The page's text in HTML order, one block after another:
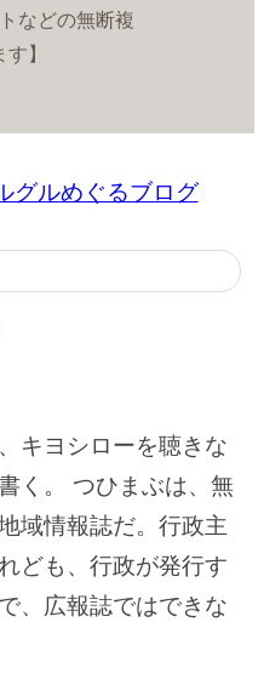
などの無断複
】
キヨシローを聴きな
く。 つひまぶは、無
域情報誌だ。行政主
ども、行政が発行す
、広報誌ではできな